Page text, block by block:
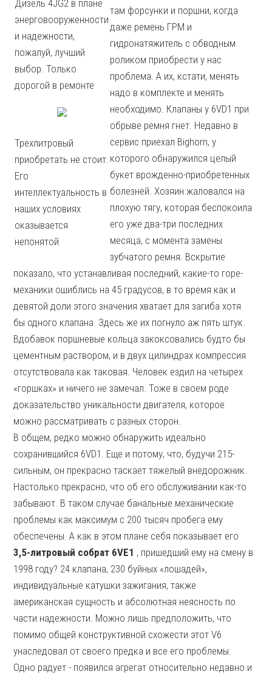
Дизель 4JG2 в плане
энерговооруженности
и надежности,
пожалуй, лучший
выбор. Только
дорогой в ремонте
Трехлитровый
приобретать не стоит.
Его
интеллектуальность в
наших условиях
оказывается
непонятой
там форсунки и поршни, когда
даже ремень ГРМ и
гидронатяжитель с обводным
роликом приобрести у нас
проблема. А их, кстати, менять
надо в комплекте и менять
необходимо. Клапаны у 6VD1 при
обрыве ремня гнет. Недавно в
сервис приехал Bighorn, у
которого обнаружился целый
букет врожденно-приобретенных
болезней. Хозяин жаловался на
плохую тягу, которая беспокоила
его уже два-три последних
месяца, с момента замены
зубчатого ремня. Вскрытие
показало, что устанавливая последний, какие-то горе-
механики ошиблись на 45 градусов, в то время как и
девятой доли этого значения хватает для загиба хотя
бы одного клапана. Здесь же их погнуло аж пять штук.
Вдобавок поршневые кольца закоксовались будто бы
цементным раствором, и в двух цилиндрах компрессия
отсутствовала как таковая. Человек ездил на четырех
«горшках» и ничего не замечал. Тоже в своем роде
доказательство уникальности двигателя, которое
можно рассматривать с разных сторон.
В общем, редко можно обнаружить идеально
сохранившийся 6VD1. Еще и потому, что, будучи 215-
сильным, он прекрасно таскает тяжелый внедорожник.
Настолько прекрасно, что об его обслуживании как-то
забывают. В таком случае банальные механические
проблемы как максимум с 200 тысяч пробега ему
обеспечены. А как в этом плане себя показывает его
3,5-литровый собрат 6VE1 , пришедший ему на смену в
1998 году? 24 клапана, 230 буйных «лошадей»,
индивидуальные катушки зажигания, также
американская сущность и абсолютная неясность по
части надежности. Можно лишь предположить, что
помимо общей конструктивной схожести этот V6
унаследовал от своего предка и все его проблемы.
Одно радует - появился агрегат относительно недавно и